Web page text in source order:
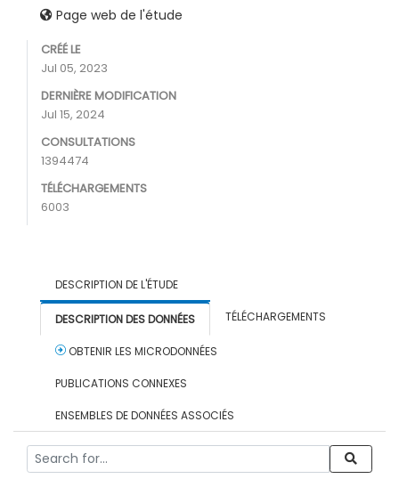
Page web de l'étude
CRÉÉ LE
Jul 05, 2023
DERNIÈRE MODIFICATION
Jul 15, 2024
CONSULTATIONS
1394474
TÉLÉCHARGEMENTS
6003
DESCRIPTION DE L'ÉTUDE
DESCRIPTION DES DONNÉES TÉLÉCHARGEMENTS
OBTENIR LES MICRODONNÉES
PUBLICATIONS CONNEXES
ENSEMBLES DE DONNÉES ASSOCIÉS